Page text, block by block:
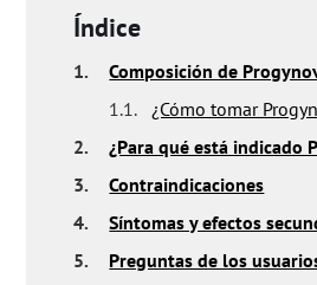
Índice
1.
Composición de
1.1.
¿Cómo tomar
2.
¿Para qué está indicado
3.
Contraindicaciones
4.
Síntomas y efectos
5.
Preguntas de los